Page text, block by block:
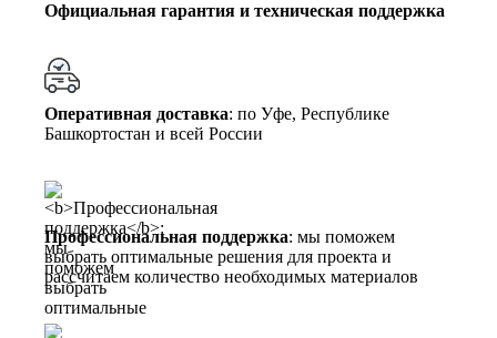
Официальная гарантия и техническая поддержка
Оперативная доставка: по Уфе, Республике
Башкортостан и всей России
Профессиональная поддержка: мы поможем
выбрать оптимальные решения для проекта и
рассчитаем количество необходимых материалов